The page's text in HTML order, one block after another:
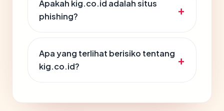
Apakah kig.co.id adalah situs
phishing?
Apa yang terlihat berisiko tentang
kig.co.id?